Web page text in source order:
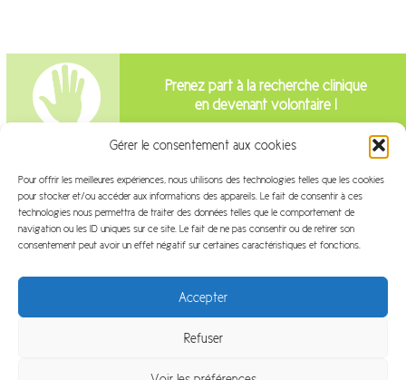
Gérer le consentement aux cookies
Pour offrir les meilleures expériences, nous utilisons des technologies telles que les cookies
pour stocker et/ou accéder aux informations des appareils. Le fait de consentir à ces
technologies nous permettra de traiter des données telles que le comportement de
navigation ou les ID uniques sur ce site. Le fait de ne pas consentir ou de retirer son
consentement peut avoir un effet négatif sur certaines caractéristiques et fonctions.
Accepter
Refuser
Prenez part à la recherche clinique
en devenant volontaire !
Intéressé par la recherche clinique?
Venez travailler avec nous!
Mentions légales